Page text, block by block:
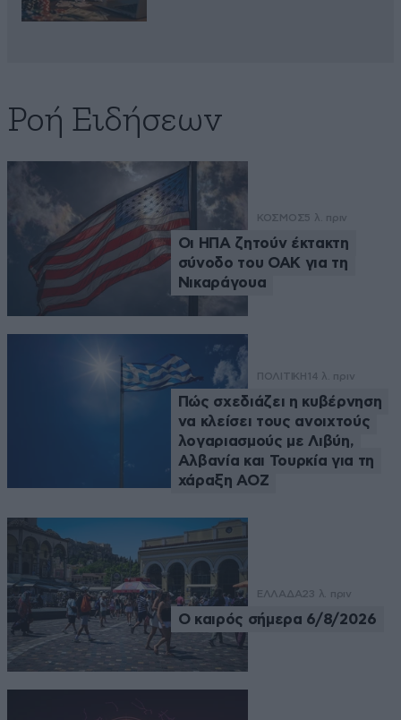
Ροή Ειδήσεων
ΚΟΣΜΟΣ5 λ. πριν
Οι ΗΠΑ ζητούν έκτακτη
σύνοδο του ΟΑΚ για τη
Νικαράγουα
ΠΟΛΙΤΙΚΗ 14 λ. πριν
Πώς σχεδιάζει η κυβέρνηση
να κλείσει τους ανοιχτούς
λογαριασμούς με Λιβύη,
Αλβανία και Τουρκία για τη
χάραξη ΑΟΖ
ΕΛΛΑΔΑ23 λ. πριν
Ο καιρός σήμερα 6/8/2026